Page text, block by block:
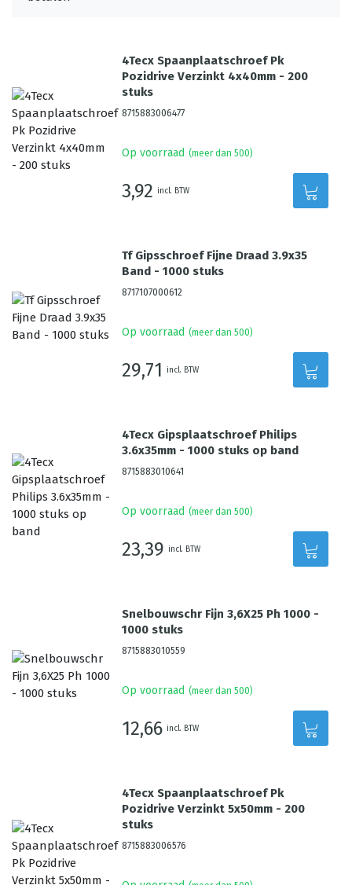
4Tecx Spaanplaatschroef Pk
Pozidrive Verzinkt 4x40mm - 200
stuks
8715883006477
Op voorraad (meer dan 500)
3,92 incl. BTW
Tf Gipsschroef Fijne Draad 3.9x35
Band - 1000 stuks
8717107000612
Op voorraad (meer dan 500)
29,71 incl. BTW
4Tecx Gipsplaatschroef Philips
3.6x35mm - 1000 stuks op band
8715883010641
Op voorraad (meer dan 500)
23,39 incl. BTW
Snelbouwschr Fijn 3,6X25 Ph 1000 -
1000 stuks
8715883010559
Op voorraad (meer dan 500)
12,66 incl. BTW
4Tecx Spaanplaatschroef Pk
Pozidrive Verzinkt 5x50mm - 200
stuks
8715883006576